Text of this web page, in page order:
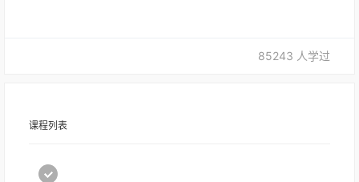
85243 人学过
课程列表